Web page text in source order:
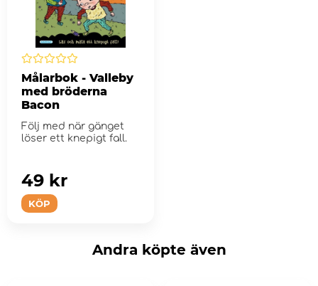
Målarbok - Valleby
med bröderna
Bacon
Följ med när gänget
löser ett knepigt fall.
KÖP
49 kr
Andra köpte även